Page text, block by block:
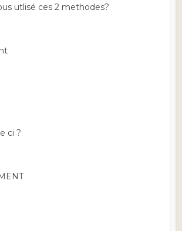
utlisé ces 2 methodes?
ci ?